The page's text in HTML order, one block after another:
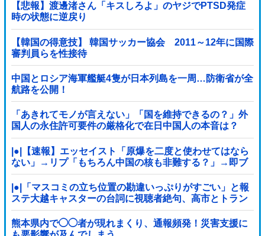
【悲報】渡邊渚さん「キスしろよ」のヤジでPTSD発症
時の状態に逆戻り
【韓国の得意技】 韓国サッカー協会 2011～12年に国際
審判員らを性接待
中国とロシア海軍艦艇4隻が日本列島を一周…防衛省が全
航路を公開！
「あきれてモノが言えない」「国を維持できるの？」外
国人の永住許可要件の厳格化で在日中国人の本音は？
|●|【速報】エッセイスト「原爆を二度と使わせてはなら
ない」→リプ「もちろん中国の核も非難する？」→即ブ
ロック
|●|「マスコミの立ち位置の勘違いっぷりがすごい」と報
ステ大越キャスターの台詞に視聴者絶句、高市とトラン
プを同列視させようという思惑がひしひしと
熊本県内で◯◯者が現れまくり、通報頻発！災害支援に